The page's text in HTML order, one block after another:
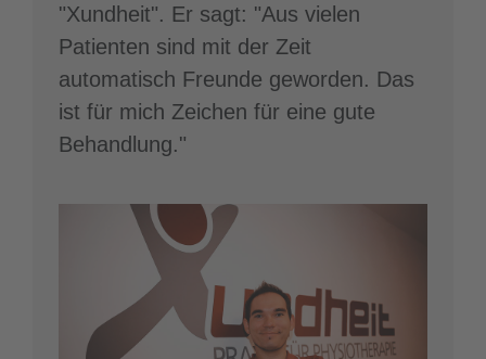
"Xundheit". Er sagt: "Aus vielen
Patienten sind mit der Zeit
automatisch Freunde geworden. Das
ist für mich Zeichen für eine gute
Behandlung."